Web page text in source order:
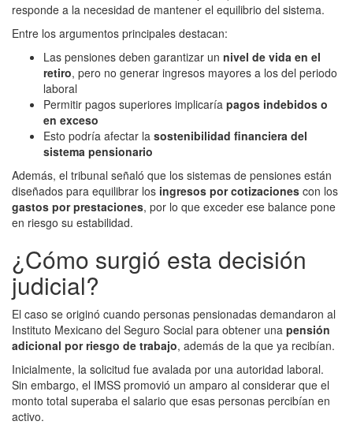
responde a la necesidad de mantener el equilibrio del sistema.
Entre los argumentos principales destacan:
Las pensiones deben garantizar un nivel de vida en el
retiro, pero no generar ingresos mayores a los del periodo
laboral
Permitir pagos superiores implicaría pagos indebidos o
en exceso
Esto podría afectar la sostenibilidad financiera del
sistema pensionario
Además, el tribunal señaló que los sistemas de pensiones están
diseñados para equilibrar los ingresos por cotizaciones con los
gastos por prestaciones, por lo que exceder ese balance pone
en riesgo su estabilidad.
¿Cómo surgió esta decisión
judicial?
El caso se originó cuando personas pensionadas demandaron al
Instituto Mexicano del Seguro Social para obtener una pensión
adicional por riesgo de trabajo, además de la que ya recibían.
Inicialmente, la solicitud fue avalada por una autoridad laboral.
Sin embargo, el IMSS promovió un amparo al considerar que el
monto total superaba el salario que esas personas percibían en
activo.